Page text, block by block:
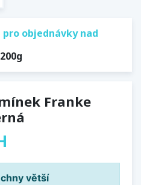
objednávky nad
Franke
větší